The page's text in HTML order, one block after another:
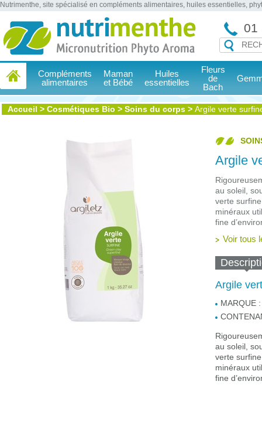
Nutrimenthe, site spécialisé en compléments alimentaires, huiles essentielles,
01
Compléments
alimentaires
Maman
et Bébé
Huiles
essentielles
Fleurs
de
Bach
Accueil > Cosmétiques Bio > Soins du corps > Argile verte
Argile
au soleil,
verte
minéraux
fine
Voir tous
Argile
MARQUE :
au soleil,
verte
minéraux
fine